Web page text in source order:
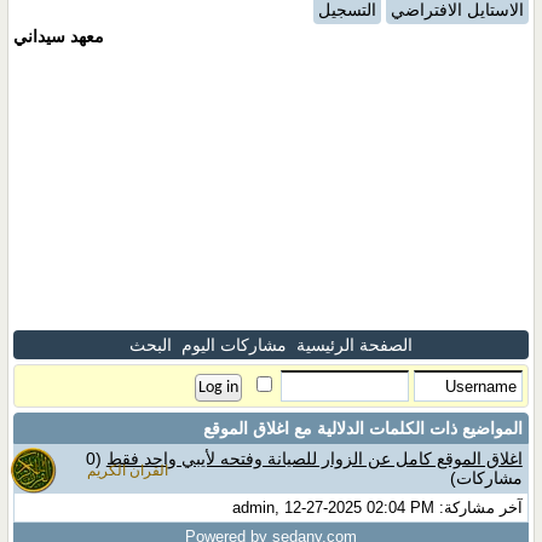
القران الكريم
الاستايل الافتراضي
التسجيل
معهد سيداني
الصفحة الرئيسية مشاركات اليوم البحث
المواضيع ذات الكلمات الدلالية مع اغلاق الموقع
اغلاق الموقع كامل عن الزوار للصيانة وفتحه لأيبي واحد فقط
(0
مشاركات)
آخر مشاركة: admin, 12-27-2025 02:04 PM
Powered by sedany.com